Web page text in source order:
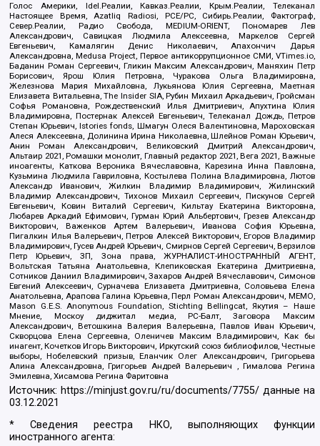
Голос Америки, Idel.Реалии, Кавказ.Реалии, Крым.Реалии, Телеканал
Настоящее Время, Azatliq Radiosi, PCE/PC, Сибирь.Реалии, Фактограф,
Север.Реалии, Радио Свобода, MEDIUM-ORIENT, Пономарев Лев
Александрович, Савицкая Людмила Алексеевна, Маркелов Сергей
Евгеньевич, Камалягин Денис Николаевич, Апахончич Дарья
Александровна, Medusa Project, Первое антикоррупционное СМИ, VTimes.io,
Баданин Роман Сергеевич, Гликин Максим Александрович, Маняхин Петр
Борисович, Ярош Юлия Петровна, Чуракова Ольга Владимировна,
Железнова Мария Михайловна, Лукьянова Юлия Сергеевна, Маетная
Елизавета Витальевна, The Insider SIA, Рубин Михаил Аркадьевич, Гройсман
Софья Романовна, Рождественский Илья Дмитриевич, Апухтина Юлия
Владимировна, Постернак Алексей Евгеньевич, Телеканал Дождь, Петров
Степан Юрьевич, Istories fonds, Шмагун Олеся Валентиновна, Мароховская
Алеся Алексеевна, Долинина Ирина Николаевна, Шлейнов Роман Юрьевич,
Анин Роман Александрович, Великовский Дмитрий Александрович,
Альтаир 2021, Ромашки монолит, Главный редактор 2021, Вега 2021, Важные
иноагенты, Каткова Вероника Вячеславовна, Карезина Инна Павловна,
Кузьмина Людмила Гавриловна, Костылева Полина Владимировна, Лютов
Александр Иванович, Жилкин Владимир Владимирович, Жилинский
Владимир Александрович, Тихонов Михаил Сергеевич, Пискунов Сергей
Евгеньевич, Ковин Виталий Сергеевич, Кильтау Екатерина Викторовна,
Любарев Аркадий Ефимович, Гурман Юрий Альбертович, Грезев Александр
Викторович, Важенков Артем Валерьевич, Иванова София Юрьевна,
Пигалкин Илья Валерьевич, Петров Алексей Викторович, Егоров Владимир
Владимирович, Гусев Андрей Юрьевич, Смирнов Сергей Сергеевич, Верзилов
Петр Юрьевич, ЗП, Зона права, ЖУРНАЛИСТ-ИНОСТРАННЫЙ АГЕНТ,
Вольтская Татьяна Анатольевна, Клепиковская Екатерина Дмитриевна,
Сотников Даниил Владимирович, Захаров Андрей Вячеславович, Симонов
Евгений Алексеевич, Сурначева Елизавета Дмитриевна, Соловьева Елена
Анатольевна, Арапова Галина Юрьевна, Перл Роман Александрович, МЕМО,
Mason G.E.S. Anonymous Foundation, Stichting Bellingcat, Якутия – Наше
Мнение, Москоу диджитал медиа, РС-Балт, Заговора Максим
Александрович, Ветошкина Валерия Валерьевна, Павлов Иван Юрьевич,
Скворцова Елена Сергеевна, Оленичев Максим Владимирович, Как бы
инагент, Кочетков Игорь Викторович, Иркутский союз библиофилов, Честные
выборы, Нобелевский призыв, Еланчик Олег Александрович, Григорьева
Алина Александровна, Григорьев Андрей Валерьевич , Гималова Регина
Эмилевна, Хисамова Регина Фаритовна
Источник: https://minjust.gov.ru/ru/documents/7755/ данные на
03.12.2021
* Сведения реестра НКО, выполняющих функции
иностранного агента: